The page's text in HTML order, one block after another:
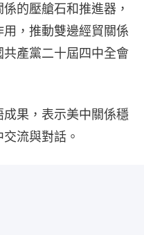
的壓艙石和推進器，
，推動雙邊經貿關係
產黨二十屆四中全會
果，表示美中關係穩
流與對話。